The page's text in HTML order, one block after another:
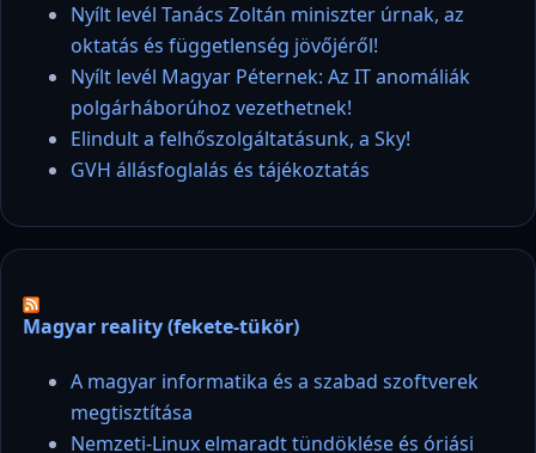
Nyílt levél Tanács Zoltán miniszter úrnak, az
oktatás és függetlenség jövőjéről!
Nyílt levél Magyar Péternek: Az IT anomáliák
polgárháborúhoz vezethetnek!
Elindult a felhőszolgáltatásunk, a Sky!
GVH állásfoglalás és tájékoztatás
Magyar reality (fekete-tükör)
A magyar informatika és a szabad szoftverek
megtisztítása
Nemzeti-Linux elmaradt tündöklése és óriási